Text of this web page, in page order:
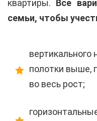
квартиры. Все
семьи, чтобы
полотки выше,
во весь рост;